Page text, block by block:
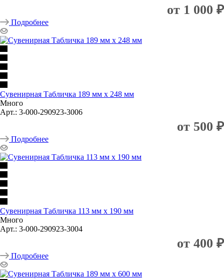
от 1 000 ₽
Подробнее
Сувенирная Табличка 189 мм х 248 мм
Много
Арт.: 3-000-290923-3006
от 500 ₽
Подробнее
Сувенирная Табличка 113 мм х 190 мм
Много
Арт.: 3-000-290923-3004
от 400 ₽
Подробнее